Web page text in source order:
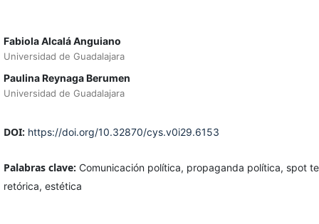
Fabiola Alcalá Anguiano
Universidad de Guadalajara
Paulina Reynaga Berumen
Universidad de Guadalajara
DOI: https://doi.org/10.32870/cys.v0i29.6153
Palabras clave: Comunicación política, propaganda política, spot
retórica, estética